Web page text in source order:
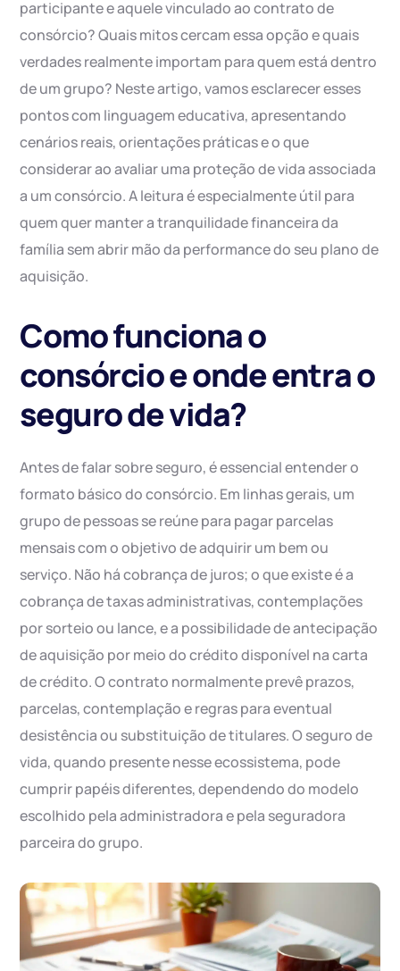
participante e aquele vinculado ao contrato de
consórcio? Quais mitos cercam essa opção e quais
verdades realmente importam para quem está dentro
de um grupo? Neste artigo, vamos esclarecer esses
pontos com linguagem educativa, apresentando
cenários reais, orientações práticas e o que
considerar ao avaliar uma proteção de vida associada
a um consórcio. A leitura é especialmente útil para
quem quer manter a tranquilidade financeira da
família sem abrir mão da performance do seu plano de
aquisição.
Como funciona o
consórcio e onde entra o
seguro de vida?
Antes de falar sobre seguro, é essencial entender o
formato básico do consórcio. Em linhas gerais, um
grupo de pessoas se reúne para pagar parcelas
mensais com o objetivo de adquirir um bem ou
serviço. Não há cobrança de juros; o que existe é a
cobrança de taxas administrativas, contemplações
por sorteio ou lance, e a possibilidade de antecipação
de aquisição por meio do crédito disponível na carta
de crédito. O contrato normalmente prevê prazos,
parcelas, contemplação e regras para eventual
desistência ou substituição de titulares. O seguro de
vida, quando presente nesse ecossistema, pode
cumprir papéis diferentes, dependendo do modelo
escolhido pela administradora e pela seguradora
parceira do grupo.